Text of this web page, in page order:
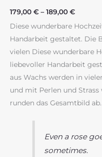
179,00 € – 189,00 €
Diese wunderbare
Handarbeit gestaltet. Die
vielen Diese wunderbare
liebevoller Handarbeit
aus Wachs werden in
und mit Perlen und Strass
runden das Gesamtbild ab.
Even a rose
sometimes.